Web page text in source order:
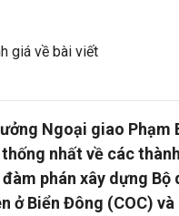
giá về bài viết
Ngoại giao Phạm
thống nhất về các
phán xây dựng Bộ
ở Biển Đông (COC)